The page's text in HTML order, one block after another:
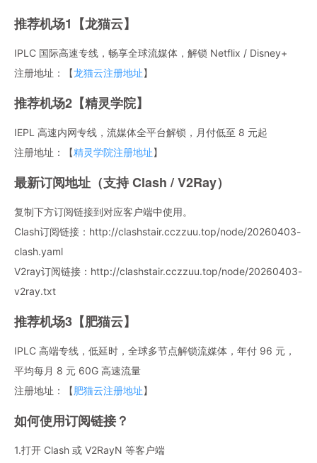
推荐机场1【龙猫云】
IPLC 国际高速专线，畅享全球流媒体，解锁 Netflix / Disney+
注册地址：【龙猫云注册地址】
推荐机场2【精灵学院】
IEPL 高速内网专线，流媒体全平台解锁，月付低至 8 元起
注册地址：【精灵学院注册地址】
最新订阅地址（支持 Clash / V2Ray）
复制下方订阅链接到对应客户端中使用。
Clash订阅链接：http://clashstair.cczzuu.top/node/20260403-
clash.yaml
V2ray订阅链接：http://clashstair.cczzuu.top/node/20260403-
v2ray.txt
推荐机场3【肥猫云】
IPLC 高端专线，低延时，全球多节点解锁流媒体，年付 96 元，
平均每月 8 元 60G 高速流量
注册地址：【肥猫云注册地址】
如何使用订阅链接？
1.打开 Clash 或 V2RayN 等客户端